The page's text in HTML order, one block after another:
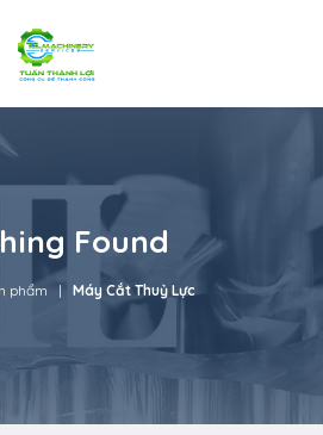
Found
phẩm Máy Cắt Thuỷ Lực